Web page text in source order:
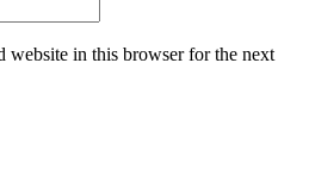
website in this browser for the next